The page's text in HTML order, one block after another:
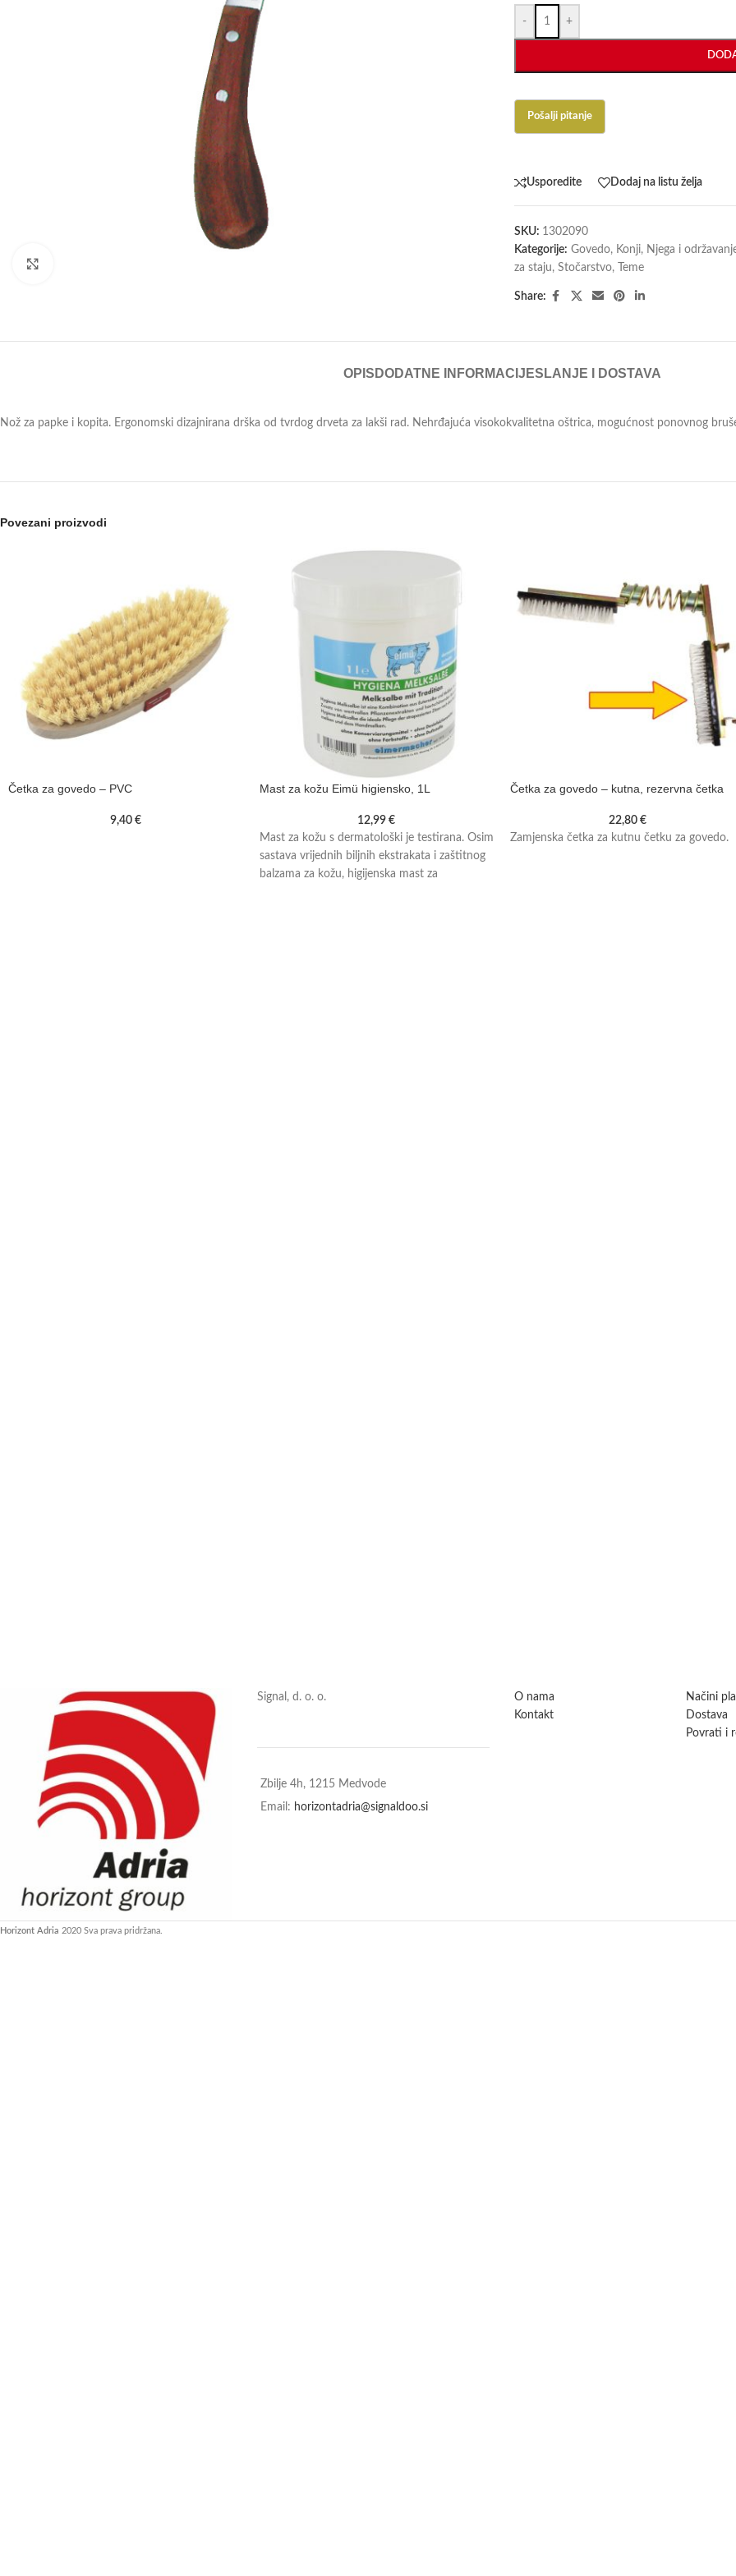
- +
Usporedite Dodaj na listu želja
SKU: 1302090
Kategorije: Govedo, Konji, Njega i
za staju, Stočarstvo, Teme
Share:
OPIS DODATNE INFORMACIJESLANJE I DOSTAVA
Nož za papke i kopita. Ergonomski dizajnirana drška od tvrdog drveta za lakši rad. Nehrđajuća visokokvalitetna oštrica, mogućnost ponovnog
Povezani proizvodi
Četka za govedo – PVC
9,40 €
Mast za kožu Eimü higiensko, 1L
12,99€
Mast za kožu s dermatološki je testirana. Osim
sastava vrijednih biljnih ekstrakata i zaštitnog
balzama za kožu, higijenska mast za
Četka za govedo – kutna, rezervna četka
22,80 €
Zamjenska četka za kutnu četku za govedo.
Signal, d. o. o.
Zbilje 4h, 1215 Medvode
Email: horizontadria@signaldoo.si
O nama
Kontakt
Načini
Dostava
Povrati i
Horizont Adria 2020 Sva prava pridržana.